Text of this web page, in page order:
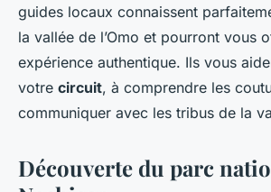
guides locaux connaissent
la vallée de l’Omo et pourront vous
expérience authentique. Ils vous
votre circuit, à comprendre les
communiquer avec les tribus de la
Découverte du parc